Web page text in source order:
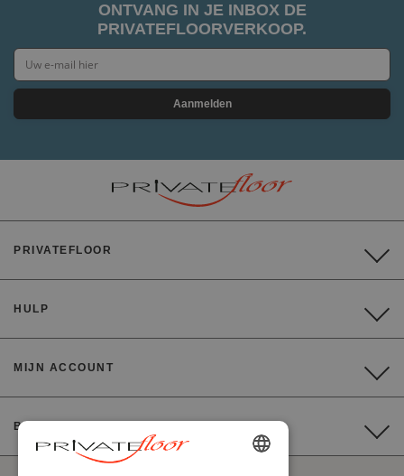
ONTVANG IN JE INBOX DE
PRIVATEFLOORVERKOOP.
Aanmelden
PRIVATEFLOOR
HULP
MIJN ACCOUNT
BETALING